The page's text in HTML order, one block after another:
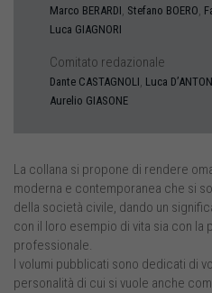
Marco BERARDI, Stefano BOERO,
Luca GIAGNORI
Comitato redazionale
Dante CASTAGNOLI, Luca
Aurelio GIASONE
La collana si propone di rendere
moderna e contemporanea che si
della società civile, dando un
con il loro esempio di vita sia con la
professionale.
I volumi pubblicati sono dedicati di
personalità di cui si vuole anche